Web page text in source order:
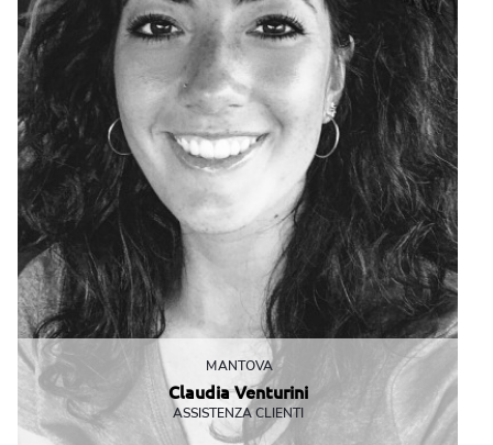
MANTOVA
Claudia Venturini
ASSISTENZA CLIENTI